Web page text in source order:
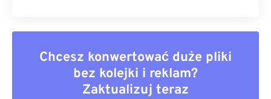
Chcesz konwertować duże pliki
bez kolejki i reklam?
Zaktualizuj teraz